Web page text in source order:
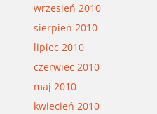
wrzesień 2010
sierpień 2010
lipiec 2010
czerwiec 2010
maj 2010
kwiecień 2010